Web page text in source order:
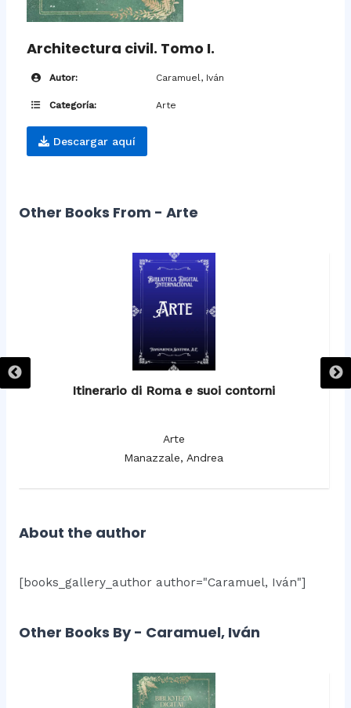
Architectura civil. Tomo I.
Autor: Caramuel, Iván
Categoría: Arte
Descargar aquí
Other Books From - Arte
Itinerario di Roma e suoi contorni
Arte
Manazzale, Andrea
About the author
[books_gallery_author author="Caramuel, Iván"]
Other Books By - Caramuel, Iván